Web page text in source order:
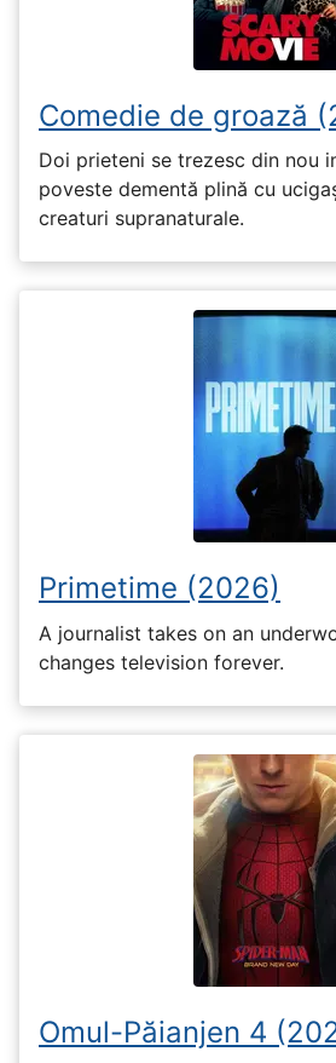
Comedie de groază
Doi prieteni se trezesc din nou
poveste dementă plină cu
creaturi supranaturale.
Primetime (2026)
A journalist takes on an
changes television forever.
Omul-Păianjen 4